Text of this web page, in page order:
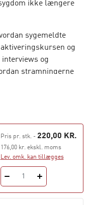
ikke længere
sygemeldte
og
interviews og
stramningerne
og
ført i Danmark
af den offentlige
på
desuden i to
cand.scient.soc.
Pris pr. stk.- 220,00 KR.
176,00 kr. ekskl. moms
Lev. omk. kan tillægges
1